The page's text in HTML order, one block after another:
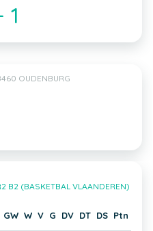
1
OUDENBURG
B2 (BASKETBAL VLAANDEREN)
GW W V G DV DT DS Ptn